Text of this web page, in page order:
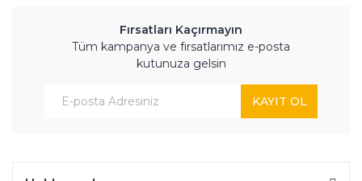
Fırsatları Kaçırmayın
Tüm kampanya ve fırsatlarımız e-posta
kutunuza gelsin
KAYIT OL